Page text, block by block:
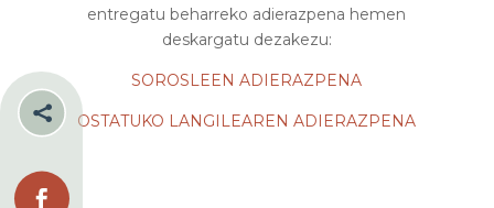


entregatu beharreko adierazpena hemen
deskargatu dezakezu:
SOROSLEEN ADIERAZPENA
OSTATUKO LANGILEAREN ADIERAZPENA